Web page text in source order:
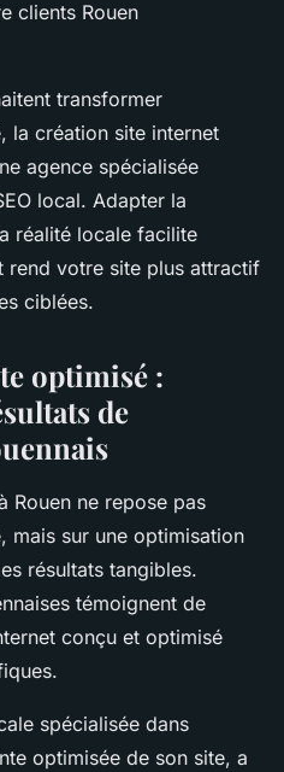
clients Rouen
transformer
la création site internet
agence spécialisée
local. Adapter la
réalité locale facilite
rend votre site plus attractif
ciblées.
optimisé :
de
Rouen ne repose pas
mais sur une optimisation
résultats tangibles.
témoignent de
conçu et optimisé
spécialisée dans
optimisée de son site, a